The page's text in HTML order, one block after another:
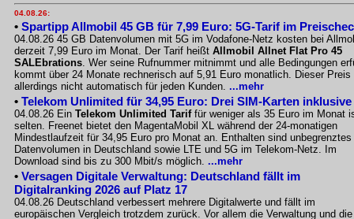
04.08.26:
• Spartipp Allmobil 45 GB für 7,99 Euro: 5G-Tarif im
04.08.26 45 GB Datenvolumen mit 5G im Vodafone-Netz kosten bei
derzeit 7,99 Euro im Monat. Der Tarif heißt Allmobil Allnet Flat Pro 45
SALEbrations. Wer seine Rufnummer mitnimmt und alle Bedingungen
kommt über 24 Monate rechnerisch auf 5,91 Euro monatlich. Dieser Preis
allerdings nicht automatisch für jeden Kunden. ...mehr
• Telekom Unlimited für 34,95 Euro: Drei SIM-Karten inklusive
04.08.26 Ein Telekom Unlimited Tariffür weniger als 35 Euro im Monat
selten. Freenet bietet den MagentaMobil XL während der 24-monatigen
Mindestlaufzeit für 34,95 Euro pro Monat an. Enthalten sind unbegrenztes
Datenvolumen in Deutschland sowie LTE und 5G im Telekom-Netz. Im
Download sind bis zu 300 Mbit/s möglich. ...mehr
• Versagen Digitale Verwaltung: Deutschland fällt im
Digitalranking 2026 auf Platz 17
04.08.26 Deutschland verbessert mehrere Digitalwerte und fällt im
europäischen Vergleich trotzdem zurück. Vor allem die Verwaltung und die